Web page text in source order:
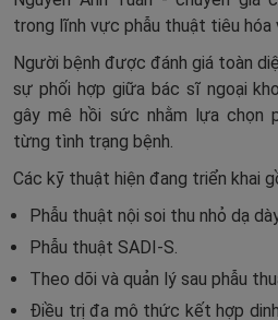
trong lĩnh vực phẫu thuật tiêu hóa
Người bệnh được đánh giá toàn
sự phối hợp giữa bác sĩ ngoại
gây mê hồi sức nhằm lựa chọn
từng tình trạng bệnh.
Các kỹ thuật hiện đang triển khai
Phẫu thuật nội soi thu nhỏ dạ
Phẫu thuật SADI-S.
Theo dõi và quản lý sau phẫu
Điều trị đa mô thức kết hợp